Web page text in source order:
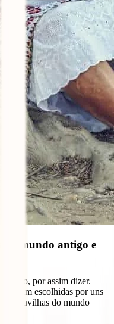
do mundo antigo e
por assim dizer.
foram escolhidas por uns
maravilhas do mundo